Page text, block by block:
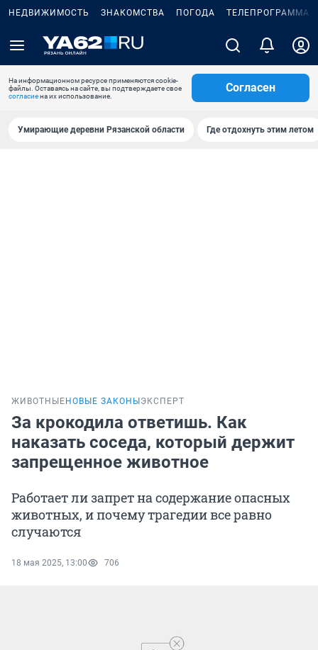
НЕДВИЖИМОСТЬ ЗНАКОМСТВА ПОГОДА ТЕЛЕПРОГРАММА
На информационном ресурсе применяются cookie-
файлы. Оставаясь на сайте, вы подтверждаете свое
согласиена их использование.
Согласен
Умирающие деревни Рязанской области Где отдохнуть этим летом
ЖИВОТНЫЕ НОВЫЕ ЗАКОНЫ ЭКСПЕРТ
За крокодила ответишь. Как
наказать соседа, который держит
запрещенное животное
Работает ли запрет на содержание опасных
животных, и почему трагедии все равно
случаются
18 мая 2025, 13:00 706